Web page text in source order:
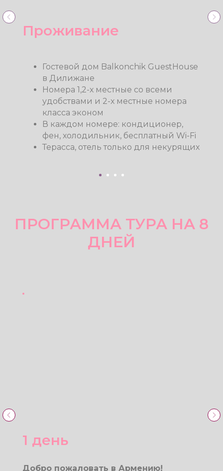
Йога и семинары
Утренняя йога
Кундалини йога
Ошо - медитации
Дыхательные и танцевальные
практики
Сакральный женский круг, женские
практики
Звуковые медитации с этническими
Чакровое дыхание
Йога - нидра в сопровождении
живого звучания тибетских чаш
ПРОГРАММА ТУРА НА 8